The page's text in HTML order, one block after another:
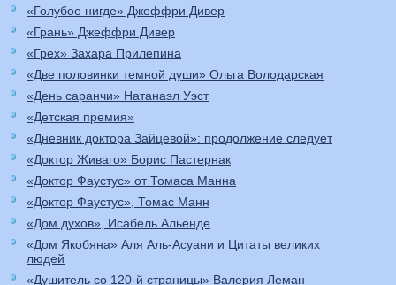
«Голубое нигде» Джеффри Дивер
«Грань» Джеффри Дивер
«Грех» Захара Прилепина
«Две половинки темной души» Ольга Володарская
«День саранчи» Натанаэл Уэст
«Детская премия»
«Дневник доктора Зайцевой»: продолжение следует
«Доктор Живаго» Борис Пастернак
«Доктор Фаустус» от Томаса Манна
«Доктор Фаустус», Томас Манн
«Дом духов», Исабель Альенде
«Дом Якобяна» Аля Аль-Асуани и Цитаты великих
людей
«Душитель со 120-й страницы» Валерия Леман